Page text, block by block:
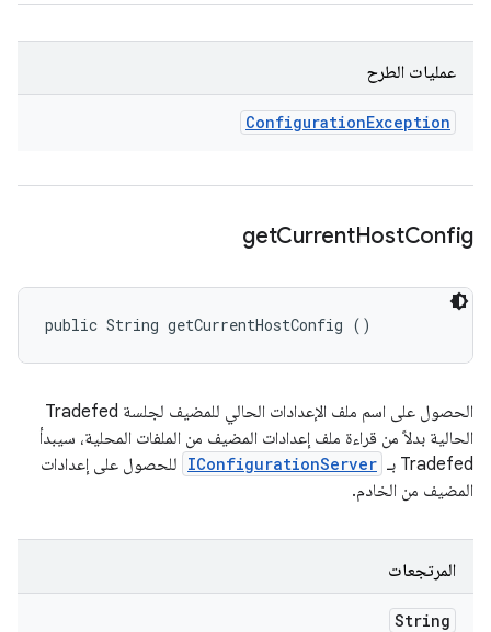
عمليات الطرح
ConfigurationException
getCurrentHostConfig
public String getCurrentHostConfig ()
الحصول على اسم ملف الإعدادات الحالي للمضيف لجلسة Tradefed
الحالية بدلاً من قراءة ملف إعدادات المضيف من الملفات المحلية، سيبدأ
Tradefed بـ
IConfigurationServer للحصول على إعدادات
المضيف من الخادم.
المرتجعات
String